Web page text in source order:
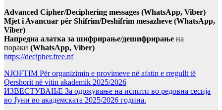
Advanced Cipher/Deciphering messages (WhatsApp, Viber)
Mjet i Avancuar për Shifrim/Deshifrim mesazheve (WhatsApp,
Viber)
Напредна алатка за шифрирање/дешифрирање на
пораки (WhatsApp, Viber)
https://decipher.free.nf
NJOFTIM Për organizimin e provimeve në afatin e rregullt të
Qershorit në vitin akademik 2025/2026
ИЗВЕСТУВАЊЕ За одржување на испити во редовна сесија
во Јуни во академската 2025/2026 година.